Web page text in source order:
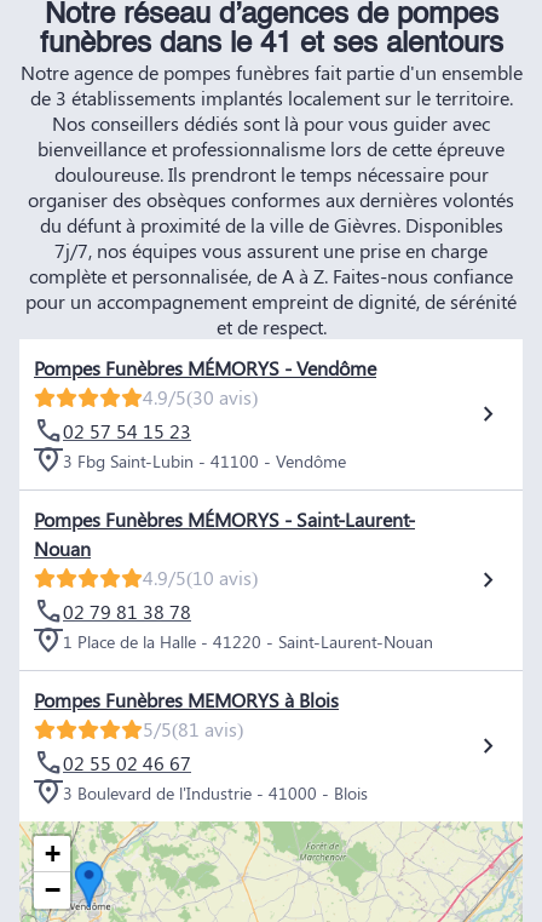
Notre réseau d’agences de pompes
funèbres dans le 41 et ses alentours
Notre agence de pompes funèbres fait partie d'un ensemble
de 3 établissements implantés localement sur le territoire.
Nos conseillers dédiés sont là pour vous guider avec
bienveillance et professionnalisme lors de cette épreuve
douloureuse. Ils prendront le temps nécessaire pour
organiser des obsèques conformes aux dernières volontés
du défunt à proximité de la ville de Gièvres. Disponibles
7j/7, nos équipes vous assurent une prise en charge
complète et personnalisée, de A à Z. Faites-nous confiance
pour un accompagnement empreint de dignité, de sérénité
et de respect.
Pompes Funèbres MÉMORYS - Vendôme
4.9/5(30 avis)
02 57 54 15 23
3 Fbg Saint-Lubin - 41100 - Vendôme
Pompes Funèbres MÉMORYS - Saint-Laurent-
Nouan
4.9/5(10 avis)
02 79 81 38 78
1 Place de la Halle - 41220 - Saint-Laurent-Nouan
Pompes Funèbres MEMORYS à Blois
5/5(81 avis)
02 55 02 46 67
3 Boulevard de l'Industrie - 41000 - Blois
+
−